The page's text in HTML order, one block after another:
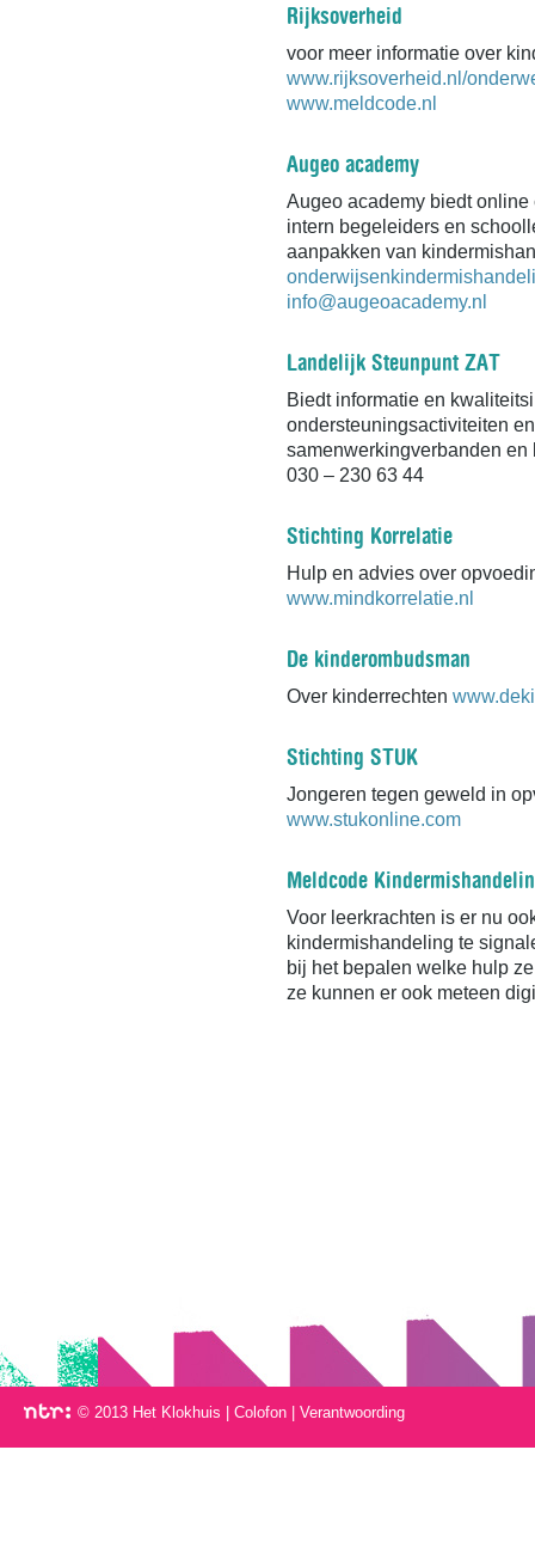
Rijksoverheid
voor meer informatie over
www.rijksoverheid.nl/
www.meldcode.nl
Augeo academy
Augeo academy biedt
intern begeleiders en
aanpakken van
info@augeoacademy.nl
Landelijk Steunpunt ZAT
Biedt informatie en
ondersteuningsactiviteiten
samenwerkingverbanden
030 – 230 63 44
Stichting Korrelatie
Hulp en advies over
www.mindkorrelatie.n
De kinderombudsman
Over kinderrechten
Stichting STUK
Jongeren tegen geweld in
www.stukonline.com
Meldcode
Voor leerkrachten is er nu
kindermishandeling te
bij het bepalen welke hulp
ze kunnen er ook meteen
© 2013 Het Klokhuis Colofon Verantwoording